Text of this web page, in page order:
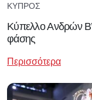
ΚΎΠΡΟΣ
Κύπελλο Ανδρών Β’
φάσης
Περισσότερα